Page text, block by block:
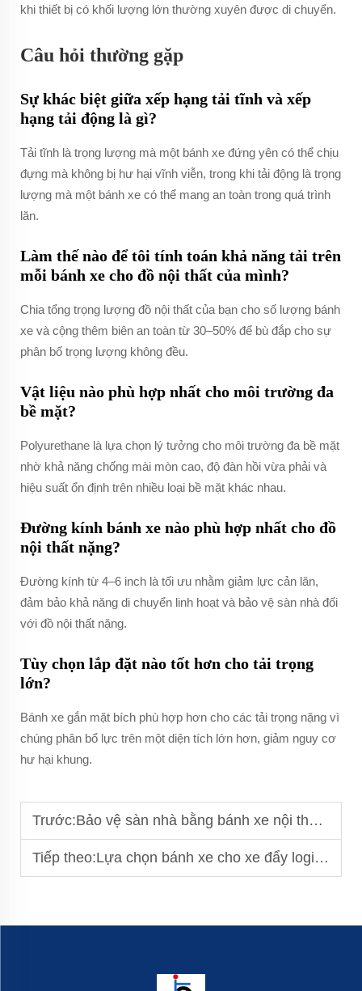
khi thiết bị có khối lượng lớn thường xuyên được di chuyển.
Câu hỏi thường gặp
Sự khác biệt giữa xếp hạng tải tĩnh và xếp
hạng tải động là gì?
Tải tĩnh là trọng lượng mà một bánh xe đứng yên có thể chịu
đựng mà không bị hư hại vĩnh viễn, trong khi tải động là trọng
lượng mà một bánh xe có thể mang an toàn trong quá trình
lăn.
Làm thế nào để tôi tính toán khả năng tải trên
mỗi bánh xe cho đồ nội thất của mình?
Chia tổng trọng lượng đồ nội thất của bạn cho số lượng bánh
xe và cộng thêm biên an toàn từ 30–50% để bù đắp cho sự
phân bố trọng lượng không đều.
Vật liệu nào phù hợp nhất cho môi trường đa
bề mặt?
Polyurethane là lựa chọn lý tưởng cho môi trường đa bề mặt
nhờ khả năng chống mài mòn cao, độ đàn hồi vừa phải và
hiệu suất ổn định trên nhiều loại bề mặt khác nhau.
Đường kính bánh xe nào phù hợp nhất cho đồ
nội thất nặng?
Đường kính từ 4–6 inch là tối ưu nhằm giảm lực cản lăn,
đảm bảo khả năng di chuyển linh hoạt và bảo vệ sàn nhà đối
với đồ nội thất nặng.
Tùy chọn lắp đặt nào tốt hơn cho tải trọng
lớn?
Bánh xe gắn mặt bích phù hợp hơn cho các tải trọng nặng vì
chúng phân bổ lực trên một diện tích lớn hơn, giảm nguy cơ
hư hại khung.
Trước:Bảo vệ sàn nhà bằng bánh xe nội thất: Giải pháp chống trầy xước
Tiếp theo:Lựa chọn bánh xe cho xe đẩy logistics: Khả năng chịu tải là yếu tố quan trọng